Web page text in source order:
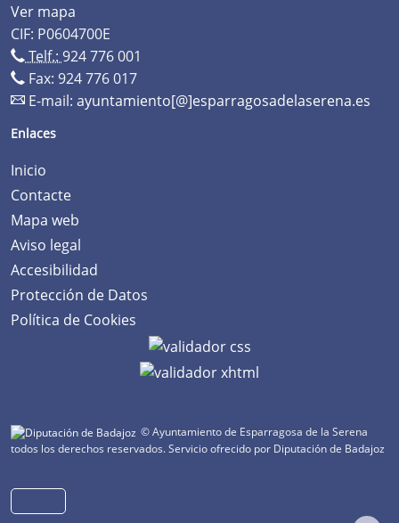
Ver mapa
CIF: P0604700E
Telf.: 924 776 001
Fax: 924 776 017
E-mail: ayuntamiento[@]esparragosadelaserena.es
Enlaces
Inicio
Contacte
Mapa web
Aviso legal
Accesibilidad
Protección de Datos
Política de Cookies
© Ayuntamiento de Esparragosa de la Serena
todos los derechos reservados.Servicio ofrecido por Diputación de Badajoz